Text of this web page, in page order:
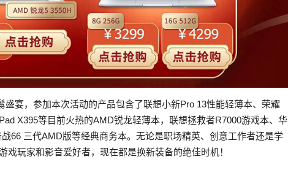
宴，参加本次活动的产品包含了联想小新Pro 13性能轻薄本、荣耀
X395等目前火热的AMD锐龙轻薄本，联想拯救者R7000游戏本、华
66 三代AMD版等经典商务本。无论是职场精英、创意工作者还是学
戏玩家和影音爱好者，现在都是换新装备的绝佳时机！